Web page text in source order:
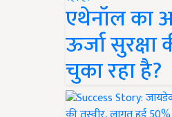
एथेनॉल का
ऊर्जा
चुका रहा है?